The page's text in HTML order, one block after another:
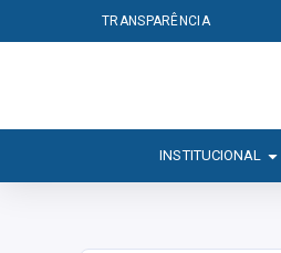
TRANSPARÊNCIA
INSTITUCIONAL